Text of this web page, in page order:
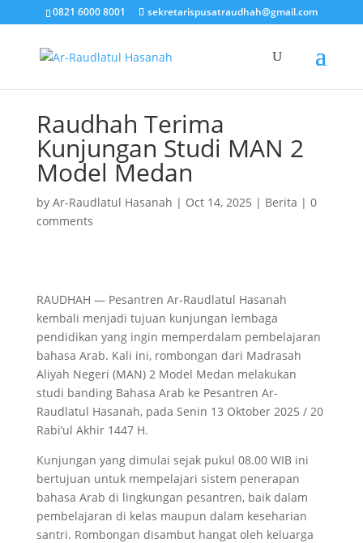
0821 6000 8001 sekretarispusatraudhah@gmail.com
Raudhah Terima
Kunjungan Studi MAN 2
Model Medan
by Ar-Raudlatul Hasanah | Oct 14, 2025 | Berita | 0
comments
RAUDHAH — Pesantren Ar-Raudlatul Hasanah
kembali menjadi tujuan kunjungan lembaga
pendidikan yang ingin memperdalam pembelajaran
bahasa Arab. Kali ini, rombongan dari Madrasah
Aliyah Negeri (MAN) 2 Model Medan melakukan
studi banding Bahasa Arab ke Pesantren Ar-
Raudlatul Hasanah, pada Senin 13 Oktober 2025 / 20
Rabi’ul Akhir 1447 H.
Kunjungan yang dimulai sejak pukul 08.00 WIB ini
bertujuan untuk mempelajari sistem penerapan
bahasa Arab di lingkungan pesantren, baik dalam
pembelajaran di kelas maupun dalam keseharian
santri. Rombongan disambut hangat oleh keluarga